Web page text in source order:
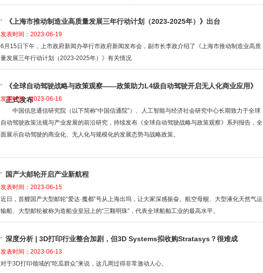
《上海市推动制造业高质量发展三年行动计划（2023-2025年）》出台
发表时间：2023-06-19
6月15日下午，上市政府新闻办举行市政府新闻发布会，副市长李政介绍了《上海市推动制造业高质
量发展三年行动计划（2023-2025年）》有关情况
《全球自动驾驶战略与政策观察——政策助力L4级自动驾驶开启无人化商业应用》
正式发布
发表时间：2023-06-16
中国信息通信研究院（以下简称“中国信通院”）、人工智能与经济社会研究中心长期致力于全球
自动驾驶政策法规与产业发展的前沿研究，持续发布《全球自动驾驶战略与政策观察》系列报告，全
面展示自动驾驶的商业化、无人化与规模化的发展态势与战略政策。
国产大邮轮开启产业新航程
发表时间：2023-06-15
近日，首艘国产大型邮轮“爱达·魔都”号从上海出坞，让大家深感振奋。航空母舰、大型液化天然气运
输船、大型邮轮被称为造船业皇冠上的“三颗明珠”，代表全球船舶工业的最高水平。
深度分析 | 3D打印行业整合加剧，但3D Systems拟收购Stratasys？很难成
发表时间：2023-06-13
对于3D打印领域的“吃瓜群众”来说，这几周过得非常激动人心。